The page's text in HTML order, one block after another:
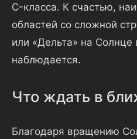
C-класса. К счастью,
областей со сложной
или «Дельта» на
наблюдается.
Что ждать в
Благодаря вращению